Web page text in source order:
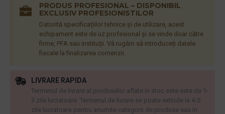
PRODUS PROFESIONAL – DISPONIBIL
EXCLUSIV PROFESIONISTILOR
Datorită specificațiilor tehnice și de utilizare, acest
echipament este de uz profesional și se vinde doar către
firme, PFA sau instituții. Vă rugăm să introduceți datele
fiscale la finalizarea comenzii.
LIVRARE RAPIDA
Termenul de livrare al produselor aflate in stoc este este de 1-
3 zile lucratoare. Termenul de livrare se poate extinde la 4-5
zile lucratoare pentru anumite categorii de produse sau in